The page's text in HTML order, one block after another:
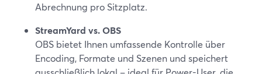
Abrechnung pro Sitzplatz.
StreamYard vs. OBS
OBS bietet Ihnen umfassende Kontrolle über
Encoding, Formate und Szenen und speichert